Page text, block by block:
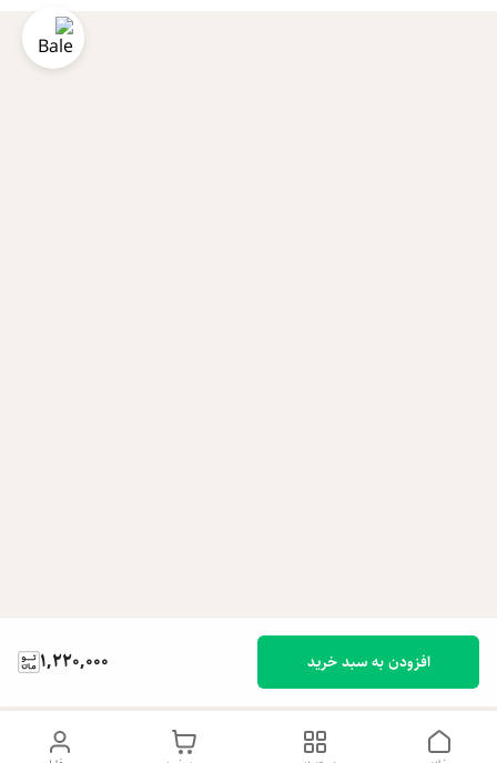
1,220,000 افزودن به سبد خرید